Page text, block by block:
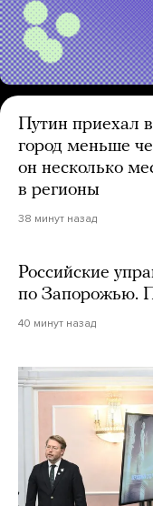
Путин приехал
город меньше
он несколько
в регионы
38 минут назад
Российские
по Запорожью.
40 минут назад